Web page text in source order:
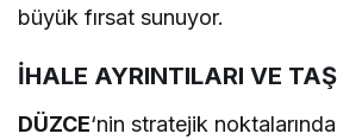
büyük fırsat sunuyor.
İHALE AYRINTILARI VE
DÜZCE‘nin stratejik